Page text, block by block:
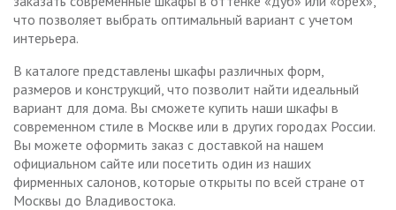
что позволяет выбрать оптимальный вариант с учетом
интерьера.
В каталоге представлены шкафы различных форм,
размеров и конструкций, что позволит найти идеальный
вариант для дома. Вы сможете купить наши шкафы в
современном стиле в Москве или в других городах России.
Вы можете оформить заказ с доставкой на нашем
официальном сайте или посетить один из наших
фирменных салонов, которые открыты по всей стране от
Москвы до Владивостока.